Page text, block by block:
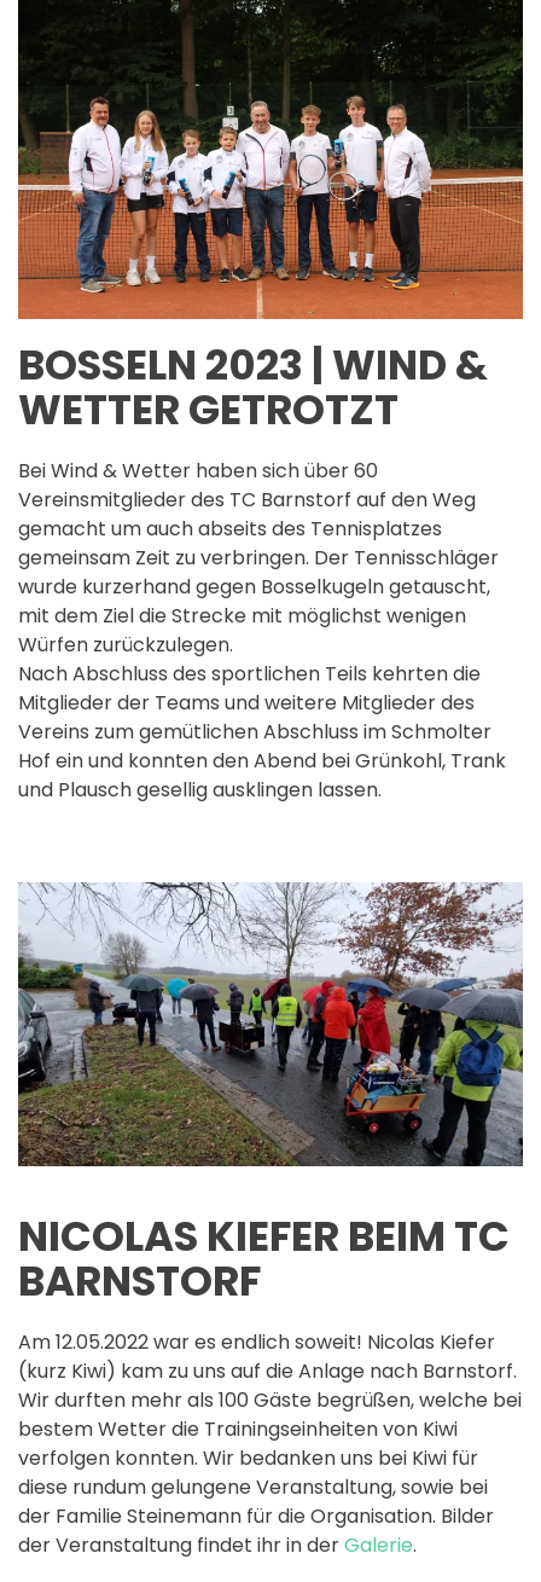
BOSSELN 2023 | WIND &
WETTER GETROTZT
Bei Wind & Wetter haben sich über 60
Vereinsmitglieder des TC Barnstorf auf den Weg
gemacht um auch abseits des Tennisplatzes
gemeinsam Zeit zu verbringen. Der Tennisschläger
wurde kurzerhand gegen Bosselkugeln getauscht,
mit dem Ziel die Strecke mit möglichst wenigen
Würfen zurückzulegen.
Nach Abschluss des sportlichen Teils kehrten die
Mitglieder der Teams und weitere Mitglieder des
Vereins zum gemütlichen Abschluss im Schmolter
Hof ein und konnten den Abend bei Grünkohl, Trank
und Plausch gesellig ausklingen lassen.
NICOLAS KIEFER BEIM TC
BARNSTORF
Am 12.05.2022 war es endlich soweit! Nicolas Kiefer
(kurz Kiwi) kam zu uns auf die Anlage nach Barnstorf.
Wir durften mehr als 100 Gäste begrüßen, welche bei
bestem Wetter die Trainingseinheiten von Kiwi
verfolgen konnten. Wir bedanken uns bei Kiwi für
diese rundum gelungene Veranstaltung, sowie bei
der Familie Steinemann für die Organisation. Bilder
der Veranstaltung findet ihr in derGalerie.